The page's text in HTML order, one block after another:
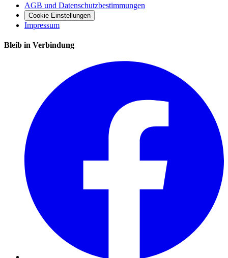
AGB und Datenschutzbestimmungen
Cookie Einstellungen
Impressum
Bleib in Verbindung